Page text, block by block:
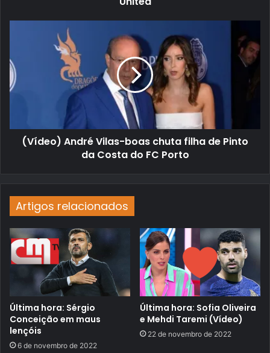
(Vídeo) André Vilas-boas chuta filha de Pinto
da Costa do FC Porto
Artigos relacionados
Última hora: Sérgio
Conceição em maus
lençóis
6 de novembro de 2022
Última hora: Sofia Oliveira
e Mehdi Taremi (Vídeo)
22 de novembro de 2022